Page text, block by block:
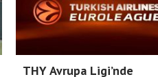
THY Avrupa Ligi’nde